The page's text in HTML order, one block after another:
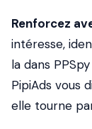
Renforcez
intéresse,
la dans
PipiAds vous
elle tourne